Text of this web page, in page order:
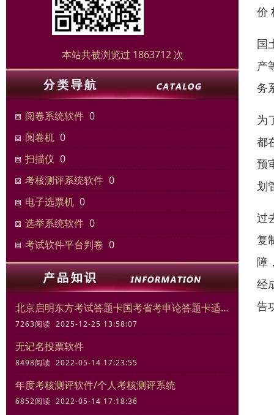
本站共被浏览过 1863712 次
阅卷系统软件 0
阅卷机 0
扫描仪 0
考核测评系统软件 0
电子选票机 0
选举系统软件 0
考试软件平台判卷 0
北京启明东方考试答题卡国考省考申论答题卡适合模拟考试练习
7263阅读 2025-12-25 13:58:07
无记名投票软件
8498阅读 2022-05-14 17:23:55
年度考核测评软件/个人考核测评系统
6852阅读 2022-05-14 17:18:36
价
国
产
务
为
都
预
划
过
复
障
经
告